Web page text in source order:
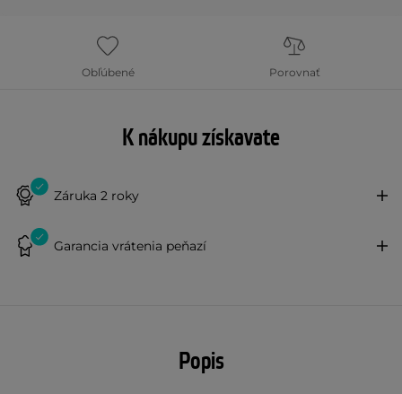
Obľúbené Porovnať
K nákupu získavate
Záruka 2 roky
Garancia vrátenia peňazí
Popis